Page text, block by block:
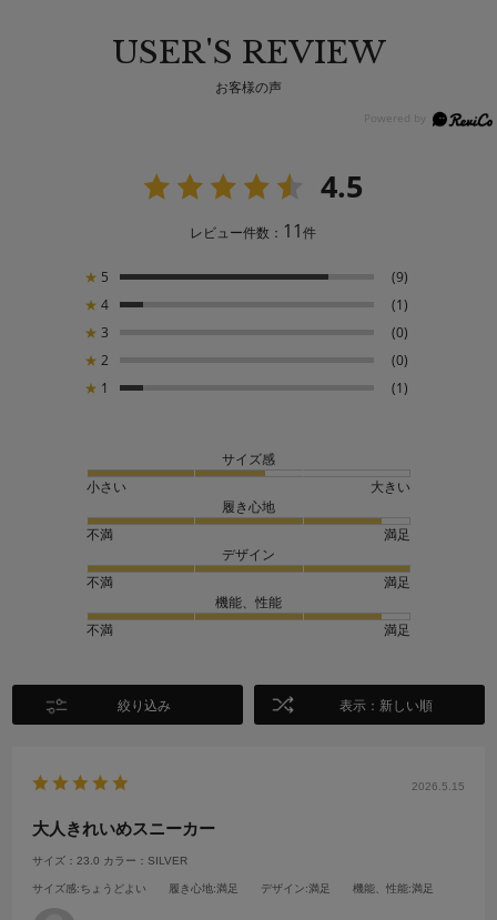
USER'S REVIEW
お客様の声
4.5
レビュー件数： 11件
★ 5
(9)
★ 4
(1)
★ 3
(0)
★ 2
(0)
★ 1 (1)
サイズ感
小さい
大きい
履き心地
不満
満足
デザイン
不満
満足
機能、性能
不満
満足
絞り込み 表示：新しい順
2026.5.15
大人きれいめスニーカー
サイズ：23.0 カラー：SILVER
サイズ感:ちょうどよい 履き心地:満足 デザイン:満足 機能、性能:満足